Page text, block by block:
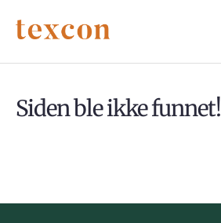
Siden ble ikke funnet!